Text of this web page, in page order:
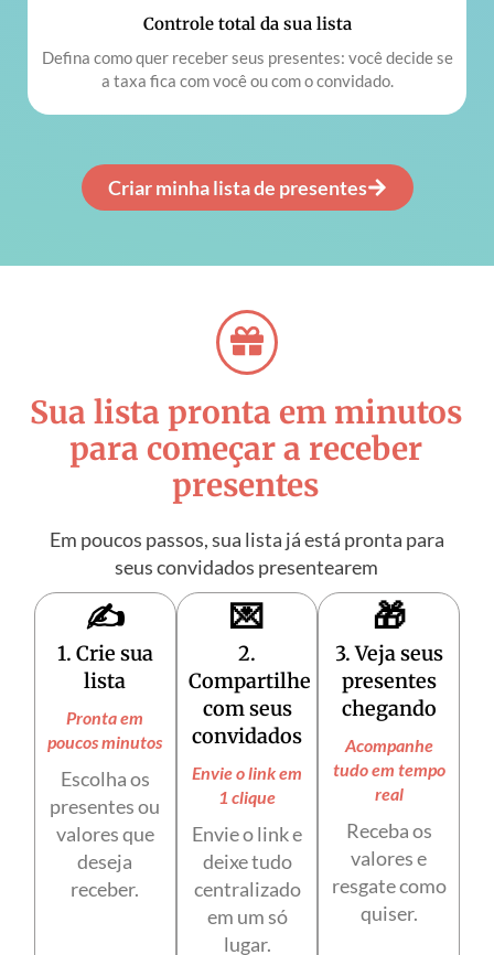
Controle total da sua lista
Defina como quer receber seus presentes: você decide se
a taxa fica com você ou com o convidado.
Criar minha lista de presentes
Sua lista pronta em minutos
para começar a receber
presentes
Em poucos passos, sua lista já está pronta para
seus convidados presentearem
✍️
1. Crie sua
lista
Pronta em
poucos minutos
Escolha os
presentes ou
valores que
deseja
receber.
💌
2.
Compartilhe
com seus
convidados
Envie o link em
1 clique
Envie o link e
deixe tudo
centralizado
em um só
lugar.
🎁
3.Veja seus
presentes
chegando
Acompanhe
tudo em tempo
real
Receba os
valores e
resgate como
quiser.